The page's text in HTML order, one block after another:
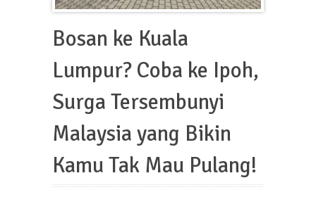
Bosan ke Kuala
Lumpur? Coba ke Ipoh,
Surga Tersembunyi
Malaysia yang Bikin
Kamu Tak Mau Pulang!